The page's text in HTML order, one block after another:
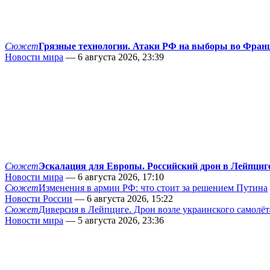
СюжетГрязные технологии. Атаки РФ на выборы во
Новости мира — 6 августа 2026, 23:39
СюжетЭскалация для Европы. Российский дрон в
Новости мира — 6 августа 2026, 17:10
СюжетИзменения в армии РФ: что стоит за решением Путина
Новости России — 6 августа 2026, 15:22
СюжетДиверсия в Лейпциге. Дрон возле украинского
Новости мира — 5 августа 2026, 23:36